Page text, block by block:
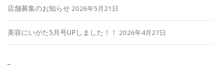
店舗募集のお知らせ 2026年5月21日
美容にいがた5月号UPしました！！ 2026年4月27日